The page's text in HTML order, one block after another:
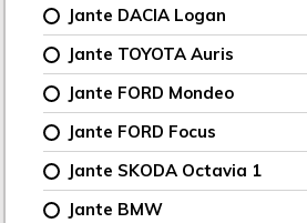
Jante DACIA Logan
Jante TOYOTA Auris
Jante FORD Mondeo
Jante FORD Focus
Jante SKODA Octavia 1
Jante BMW